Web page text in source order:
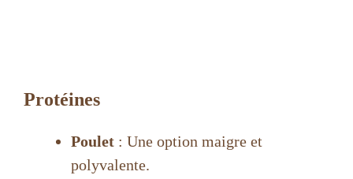
Protéines
Poulet : Une option maigre et
polyvalente.